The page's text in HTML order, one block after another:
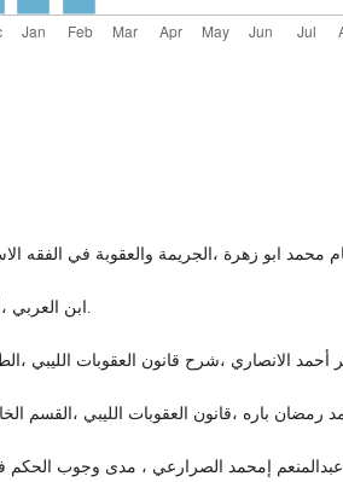
عبدالمنعم إمحمد الصرارعي ، مدى وجوب الحكم